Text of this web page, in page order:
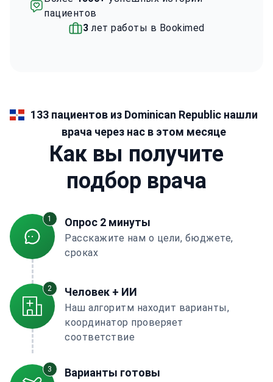
пациентов
3 лет работы в Bookimed
133 пациентов из Dominican Republic нашли
врача через нас в этом месяце
Как вы получите
подбор врача
1 Опрос 2 минуты
Расскажите нам о цели, бюджете,
сроках
2 Человек + ИИ
Наш алгоритм находит варианты,
координатор проверяет
соответствие
3 Варианты готовы